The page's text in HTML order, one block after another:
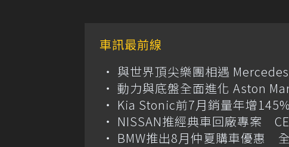
車訊最前線
與世界頂尖樂團相遇
動力與底盤全面進化 Aston
Kia Stonic前7月銷量年增
NISSAN推經典車回廠專案
BMW推出8月仲夏購車優惠